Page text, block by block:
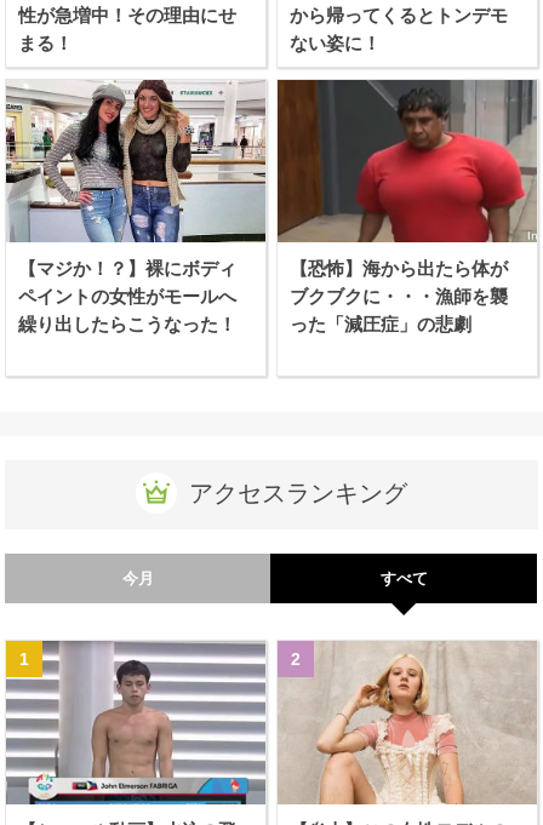
性が急増中！その理由にせ
まる！
から帰ってくるとトンデモ
ない姿に！
【マジか！？】裸にボディ
ペイントの女性がモールへ
繰り出したらこうなった！
【恐怖】海から出たら体が
ブクブクに・・・漁師を襲
った「減圧症」の悲劇
アクセスランキング
今月 すべて